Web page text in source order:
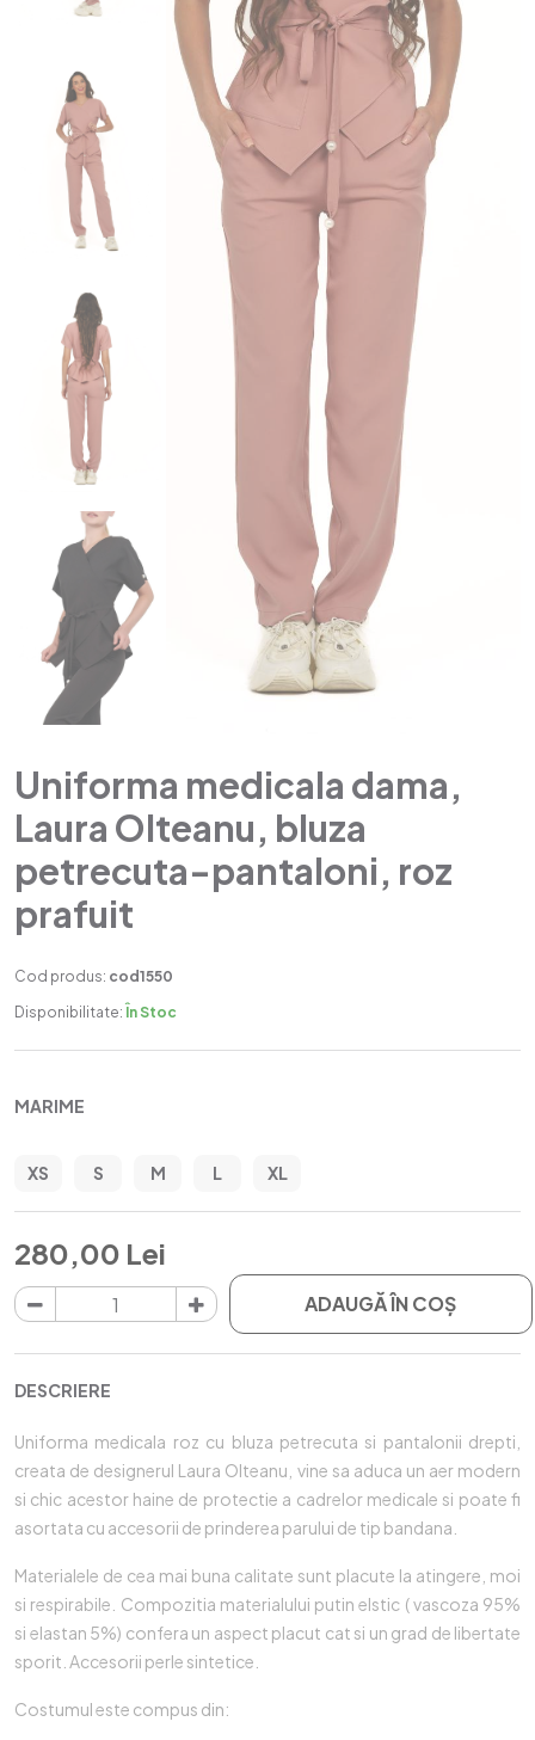
Uniforma medicala dama,
Laura Olteanu, bluza
petrecuta-pantaloni, roz
prafuit
Cod produs: cod1550
Disponibilitate: În Stoc
MARIME
XS S M L XL
280,00 Lei
ADAUGĂ ÎN COŞ
DESCRIERE
Uniforma medicala roz cu bluza petrecuta si pantalonii drepti,
creata de designerul Laura Olteanu, vine sa aduca un aer modern
si chic acestor haine de protectie a cadrelor medicale si poate fi
asortata cu accesorii de prinderea parului de tip bandana.
Materialele de cea mai buna calitate sunt placute la atingere, moi
si respirabile. Compozitia materialului putin elstic ( vascoza 95%
si elastan 5%) confera un aspect placut cat si un grad de libertate
sporit. Accesorii perle sintetice.
Costumul este compus din: